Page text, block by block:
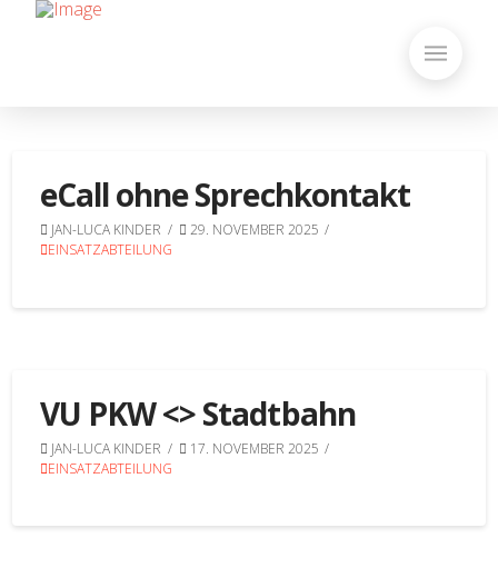
eCall ohne Sprechkontakt
JAN-LUCA KINDER
29. NOVEMBER 2025
EINSATZABTEILUNG
VU PKW <> Stadtbahn
JAN-LUCA KINDER
17. NOVEMBER 2025
EINSATZABTEILUNG